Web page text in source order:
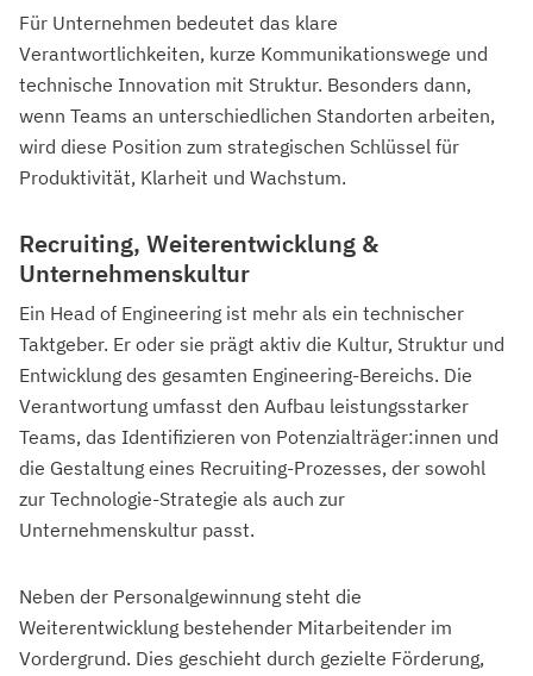
Für Unternehmen bedeutet das klare
Verantwortlichkeiten, kurze Kommunikationswege und
technische Innovation mit Struktur. Besonders dann,
wenn Teams an unterschiedlichen Standorten arbeiten,
wird diese Position zum strategischen Schlüssel für
Produktivität, Klarheit und Wachstum.
Recruiting, Weiterentwicklung &
Unternehmenskultur
Ein Head of Engineering ist mehr als ein technischer
Taktgeber. Er oder sie prägt aktiv die Kultur, Struktur und
Entwicklung des gesamten Engineering-Bereichs. Die
Verantwortung umfasst den Aufbau leistungsstarker
Teams, das Identifizieren von Potenzialträger:innen und
die Gestaltung eines Recruiting-Prozesses, der sowohl
zur Technologie-Strategie als auch zur
Unternehmenskultur passt.
Neben der Personalgewinnung steht die
Weiterentwicklung bestehender Mitarbeitender im
Vordergrund. Dies geschieht durch gezielte Förderung,